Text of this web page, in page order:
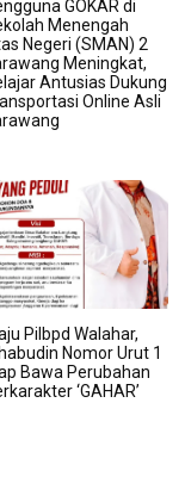
GOKAR di
Menengah
Negeri (SMAN) 2
Meningkat,
Antusias Dukung
Online Asli
Pilbpd Walahar,
Nomor Urut 1
Bawa Perubahan
‘GAHAR’